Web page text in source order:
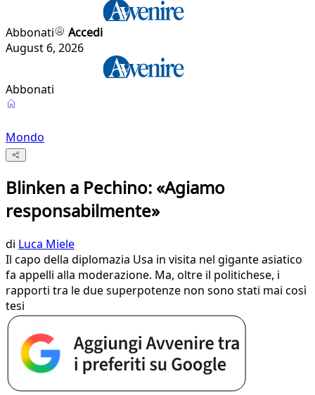
Abbonati
Accedi
August 6, 2026
Abbonati
Mondo
Blinken a Pechino: «Agiamo
responsabilmente»
di Luca Miele
Il capo della diplomazia Usa in visita nel gigante asiatico
fa appelli alla moderazione. Ma, oltre il politichese, i
rapporti tra le due superpotenze non sono stati mai così
tesi